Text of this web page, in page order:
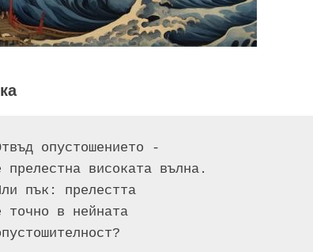
опустошението -
прелестна високата вълна.
пък: прелестта
точно в нейната